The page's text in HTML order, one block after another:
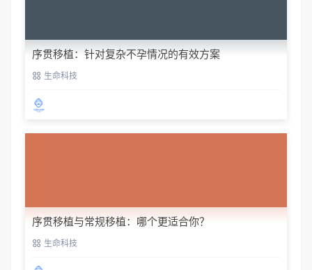
序贯移植：针对复杂不孕情况的有效方案
生命科技
序贯移植与常规移植：哪个更适合你？
生命科技